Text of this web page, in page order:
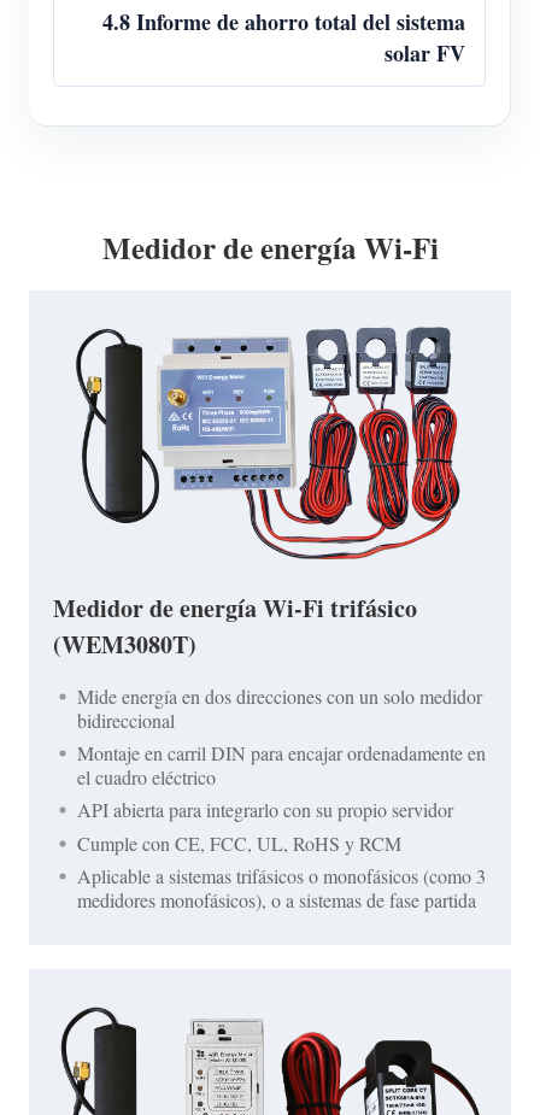
4.8 Informe de ahorro total del sistema
solar FV
Medidor de energía Wi-Fi
Medidor de energía Wi-Fi trifásico
(WEM3080T)
Mide energía en dos direcciones con un solo medidor
bidireccional
Montaje en carril DIN para encajar ordenadamente en
el cuadro eléctrico
API abierta para integrarlo con su propio servidor
Cumple con CE, FCC, UL, RoHS y RCM
Aplicable a sistemas trifásicos o monofásicos (como 3
medidores monofásicos), o a sistemas de fase partida